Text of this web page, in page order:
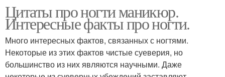
Красивый пост Цитаты про макияж
Цитаты про луну Цитаты про помаду
Цитаты про ногти маникюр.
Интересные факты про ногти.
Много интересных фактов, связанных с ногтями.
Некоторые из этих фактов чистые суеверия, но
большинство из них являются научными. Даже